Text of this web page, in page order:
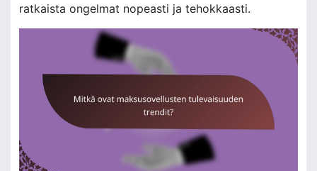
ratkaista ongelmat nopeasti ja tehokkaasti.